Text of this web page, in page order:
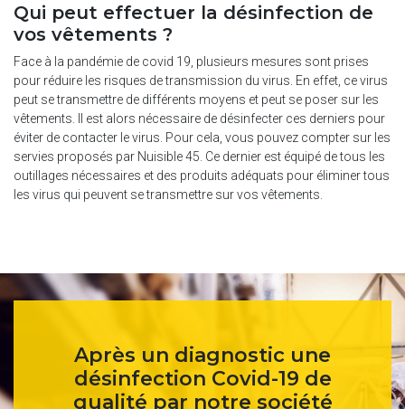
Qui peut effectuer la désinfection de
vos vêtements ?
Face à la pandémie de covid 19, plusieurs mesures sont prises
pour réduire les risques de transmission du virus. En effet, ce virus
peut se transmettre de différents moyens et peut se poser sur les
vêtements. Il est alors nécessaire de désinfecter ces derniers pour
éviter de contacter le virus. Pour cela, vous pouvez compter sur les
servies proposés par Nuisible 45. Ce dernier est équipé de tous les
outillages nécessaires et des produits adéquats pour éliminer tous
les virus qui peuvent se transmettre sur vos vêtements.
Après un diagnostic une
désinfection Covid-19 de
qualité par notre société